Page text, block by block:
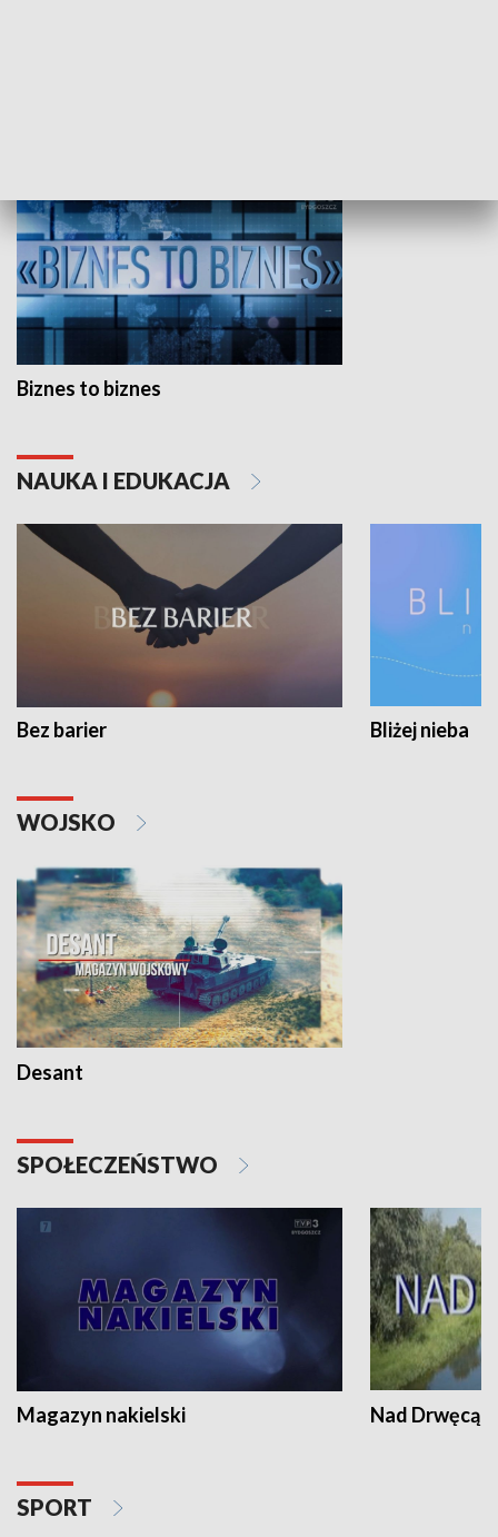
Biznes to biznes
NAUKA I EDUKACJA
Bez barier Bliżej nieba
WOJSKO
Desant
SPOŁECZEŃSTWO
Magazyn nakielski Nad Drwęcą
SPORT